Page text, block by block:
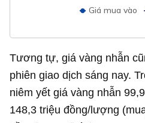
Giá mua vào
Tương tự, giá vàng nhẫn
phiên giao dịch sáng nay.
niêm yết giá vàng nhẫn
148,3 triệu đồng/lượng